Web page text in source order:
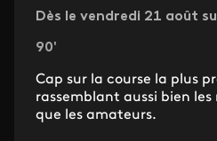
Dès le vendredi 21 août
90'
Cap sur la course la plus
rassemblant aussi bien
que les amateurs.